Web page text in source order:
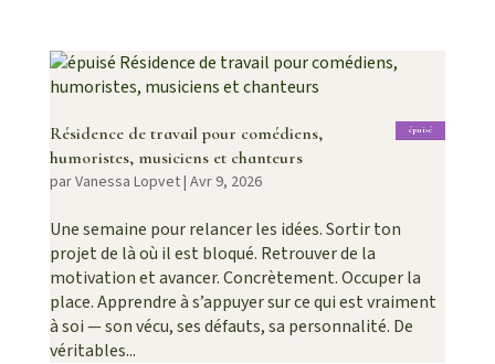
épuisé
Résidence de travail pour comédiens,
humoristes, musiciens et chanteurs
parVanessa Lopvet| Avr 9, 2026
Une semaine pour relancer les idées. Sortir ton
projet de là où il est bloqué. Retrouver de la
motivation et avancer. Concrètement. Occuper la
place. Apprendre à s’appuyer sur ce qui est vraiment
à soi — son vécu, ses défauts, sa personnalité. De
véritables...